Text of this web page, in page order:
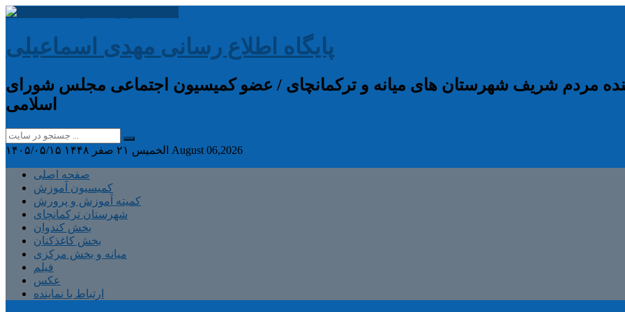
پایگاه اطلاع رسانی مهدی اسماعیلی
مردم شریف شهرستان های میانه و ترکمانچای / عضو کمیسیون اجتماعی مجلس شورای
اسلامی
۱۴۰۵/۰۵/۱۵ الخميس ۲۱ صفر ۱۴۴۸ August 06,2026
صفحه اصلی
کمیسیون آموزش
کمیته آموزش و پرورش
شهرستان ترکمانچای
بخش کندوان
بخش کاغذکنان
میانه و بخش مرکزی
فیلم
عکس
ارتباط با نماینده